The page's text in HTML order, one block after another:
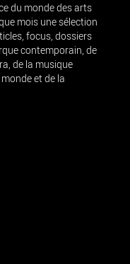
du monde des arts
mois une sélection
focus, dossiers
contemporain, de
de la musique
et de la